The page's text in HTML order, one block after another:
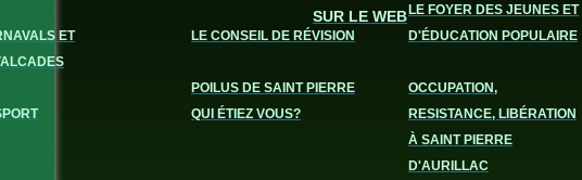
ET
LE CONSEIL DE RÉVISION
POILUS DE SAINT PIERRE
QUI ÉTIEZ VOUS?
LE FOYER DES JEUNES ET
D'ÉDUCATION POPULAIRE
OCCUPATION,
RESISTANCE, LIBÉRATION
À SAINT PIERRE
D'AURILLAC
SUR LE WEB